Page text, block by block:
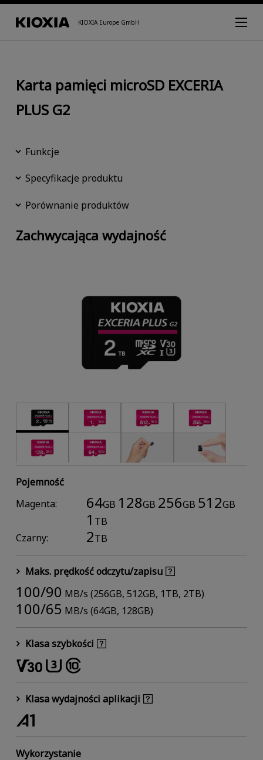
KIOXIA Europe GmbH
Karta pamięci microSD EXCERIA
PLUS G2
Funkcje
Specyfikacje produktu
Porównanie produktów
Zachwycająca wydajność
Pojemność
Magenta:
64GB 128GB 256GB 512GB
1 TB
Czarny:
2TB
Maks. prędkość odczytu/zapisu
100/90 MB/s (256GB, 512GB, 1TB, 2TB)
100/65 MB/s (64GB, 128GB)
Klasa szybkości
Klasa wydajności aplikacji
Wykorzystanie